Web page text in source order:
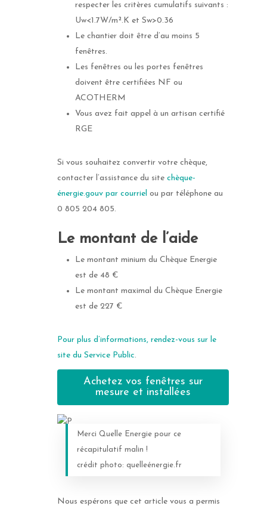
respecter les critères cumulatifs suivants :
Uw<1.7W/m².K et Sw>0.36
Le chantier doit être d’au moins 5
fenêtres.
Les fenêtres ou les portes fenêtres
doivent être certifiées NF ou
ACOTHERM
Vous avez fait appel à un artisan certifié
RGE
Si vous souhaitez convertir votre chèque,
contacter l’assistance du site chèque-
énergie.gouv par courriel ou par téléphone au
0 805 204 805.
Le montant de l’aide
Le montant minium du Chèque Energie
est de 48 €
Le montant maximal du Chèque Energie
est de 227 €
Pour plus d’informations, rendez-vous sur le
site du Service Public.
Achetez vos fenêtres sur
mesure et installées
Merci Quelle Energie pour ce
récapitulatif malin !
crédit photo: quelleénergie.fr
Nous espérons que cet article vous a permis